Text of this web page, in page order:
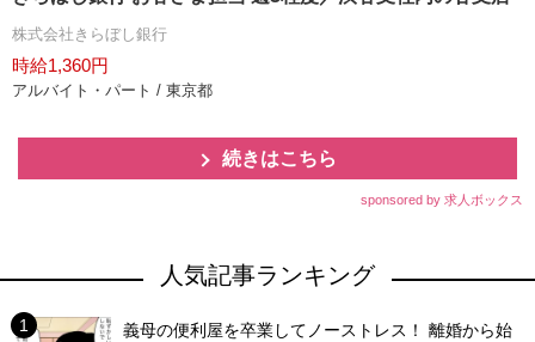
株式会社きらぼし銀行
時給1,360円
アルバイト・パート / 東京都
続きはこちら
sponsored by 求人ボックス
人気記事ランキング
義母の便利屋を卒業してノーストレス！ 離婚から始